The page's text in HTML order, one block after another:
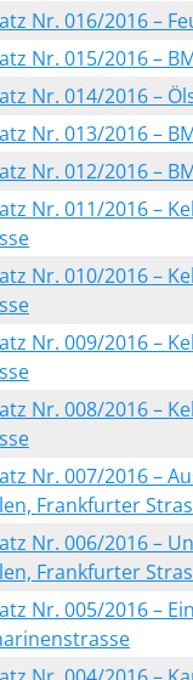
Nr. 016/2016 –
Nr. 015/2016 –
Nr. 014/2016 –
Nr. 013/2016 –
Nr. 012/2016 –
Nr. 011/2016 –
Nr. 010/2016 –
Nr. 009/2016 –
Nr. 008/2016 –
Nr. 007/2016 –
Frankfurter
Nr. 006/2016 –
Frankfurter
Nr. 005/2016 –